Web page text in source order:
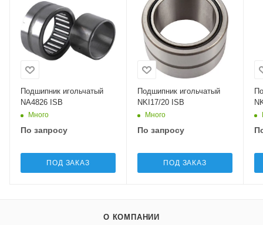
Подшипник игольчатый
NA4826 ISB
Много
По запросу
ПОД ЗАКАЗ
Подшипник игольчатый
NKI17/20 ISB
Много
По запросу
ПОД ЗАКАЗ
О КОМПАНИИ